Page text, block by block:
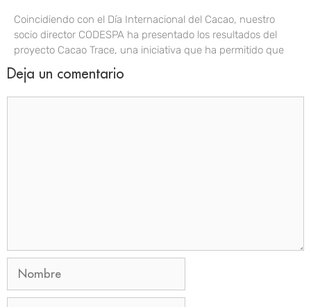
Coincidiendo con el Día Internacional del Cacao, nuestro
socio director CODESPA ha presentado los resultados del
proyecto Cacao Trace, una iniciativa que ha permitido que
Deja un comentario